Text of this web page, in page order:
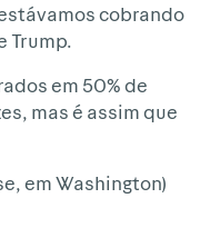
cobrando
Trump.
em 50% de
mas é assim que
em Washington)